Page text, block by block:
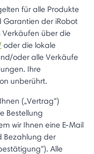
für alle Produkte
Garantien der iRobot
Verkäufen über die
oder die lokale
oder alle Verkäufe
Ihre
unberührt.
(„Vertrag“)
Bestellung
wir Ihnen eine E-Mail
Bezahlung der
Alle